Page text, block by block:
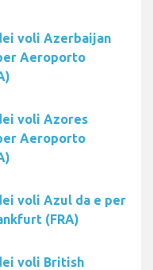
voli Azerbaijan
Aeroporto
voli Azores
Aeroporto
voli Azul da e per
(FRA)
voli British